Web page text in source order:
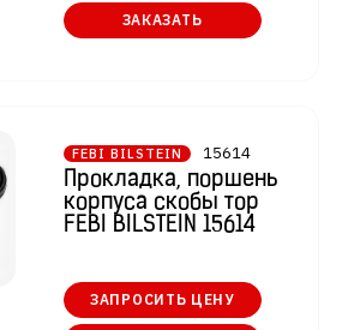
ЗАКАЗАТЬ
FEBI BILSTEIN 15614
Прокладка, поршень
корпуса скобы тор
FEBI BILSTEIN 15614
ЗАПРОСИТЬ ЦЕНУ